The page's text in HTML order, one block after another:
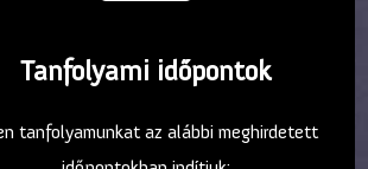
Tanfolyami időpontok
tanfolyamunkat az alábbi meghirdetett